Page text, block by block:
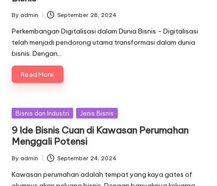
Posted
by
By admin September 28, 2024
Perkembangan Digitalisasi dalam Dunia Bisnis - Digitalisasi
telah menjadi pendorong utama transformasi dalam dunia
bisnis. Dengan…
Read More
Posted
Bisnis dan Industri Jenis Bisnis
9 Ide Bisnis Cuan di Kawasan Perumahan
Menggali Potensi
Posted
by
By admin September 24, 2024
Kawasan perumahan adalah tempat yang kaya gates of